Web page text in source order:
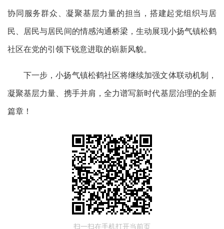
协同服务群众、凝聚基层力量的担当，搭建起党组织与居
民、居民与居民间的情感沟通桥梁，生动展现小扬气镇松鹤
社区在党的引领下锐意进取的崭新风貌。
下一步，小扬气镇松鹤社区将继续加强文体联动机制，
凝聚基层力量、携手并肩，全力谱写新时代基层治理的全新
篇章！
扫一扫在手机打开当前页